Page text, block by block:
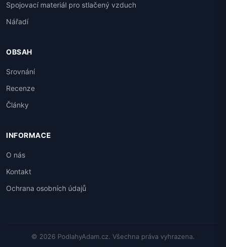
Spojovací materiál pro stlačený vzduch
Nářadí
OBSAH
Srovnání
Recenze
Články
INFORMACE
O nás
Kontakt
Ochrana osobních údajů
© 2026 PodlahyAdam.cz. Všechna práva vyhrazena.